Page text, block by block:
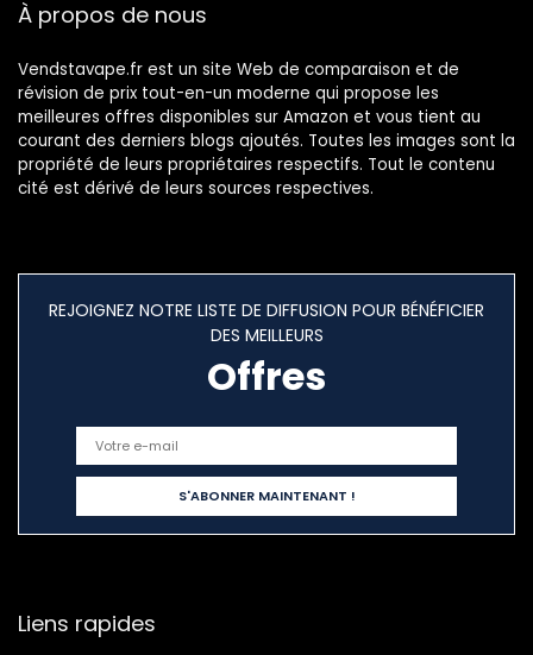
À propos de nous
Vendstavape.fr est un site Web de comparaison et de
révision de prix tout-en-un moderne qui propose les
meilleures offres disponibles sur Amazon et vous tient au
courant des derniers blogs ajoutés. Toutes les images sont la
propriété de leurs propriétaires respectifs. Tout le contenu
cité est dérivé de leurs sources respectives.
REJOIGNEZ NOTRE LISTE DE DIFFUSION POUR BÉNÉFICIER
DES MEILLEURS
Offres
Liens rapides